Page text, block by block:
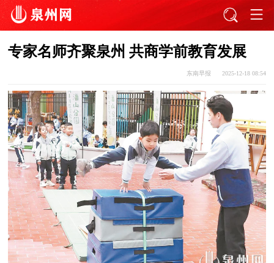
专家名师齐聚泉州 共商学前教育发展
东南早报 2025-12-18 08:54